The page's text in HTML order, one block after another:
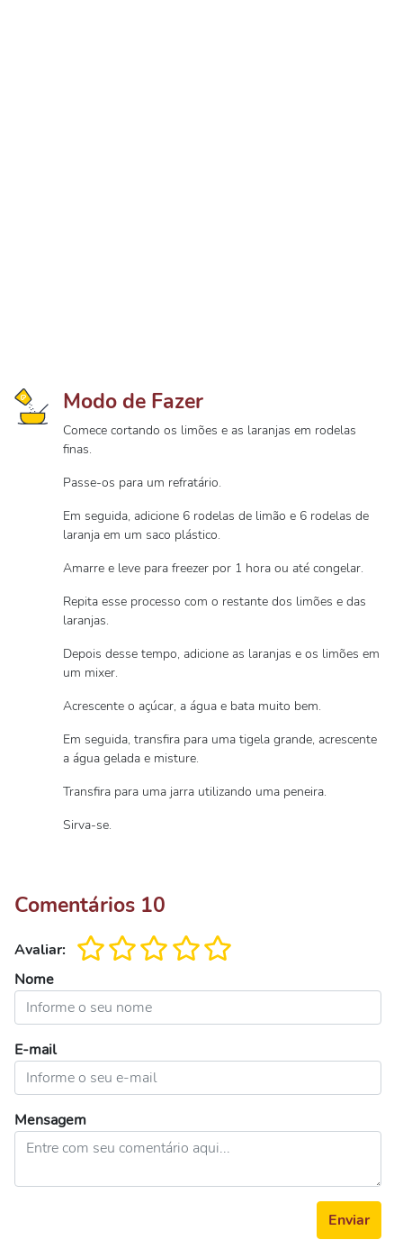
Modo de Fazer
Comece cortando os limões e as laranjas em rodelas
finas.
Passe-os para um refratário.
Em seguida, adicione 6 rodelas de limão e 6 rodelas de
laranja em um saco plástico.
Amarre e leve para freezer por 1 hora ou até congelar.
Repita esse processo com o restante dos limões e das
laranjas.
Depois desse tempo, adicione as laranjas e os limões em
um mixer.
Acrescente o açúcar, a água e bata muito bem.
Em seguida, transfira para uma tigela grande, acrescente
a água gelada e misture.
Transfira para uma jarra utilizando uma peneira.
Sirva-se.
Comentários 10
Avaliar:
Nome
E-mail
Mensagem
Enviar